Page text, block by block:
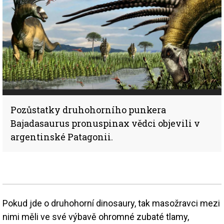
Pozůstatky druhohorního punkera
Bajadasaurus pronuspinax vědci objevili v
argentinské Patagonii.
Pokud jde o druhohorní dinosaury, tak masožravci mezi
nimi měli ve své výbavě ohromné zubaté tlamy,